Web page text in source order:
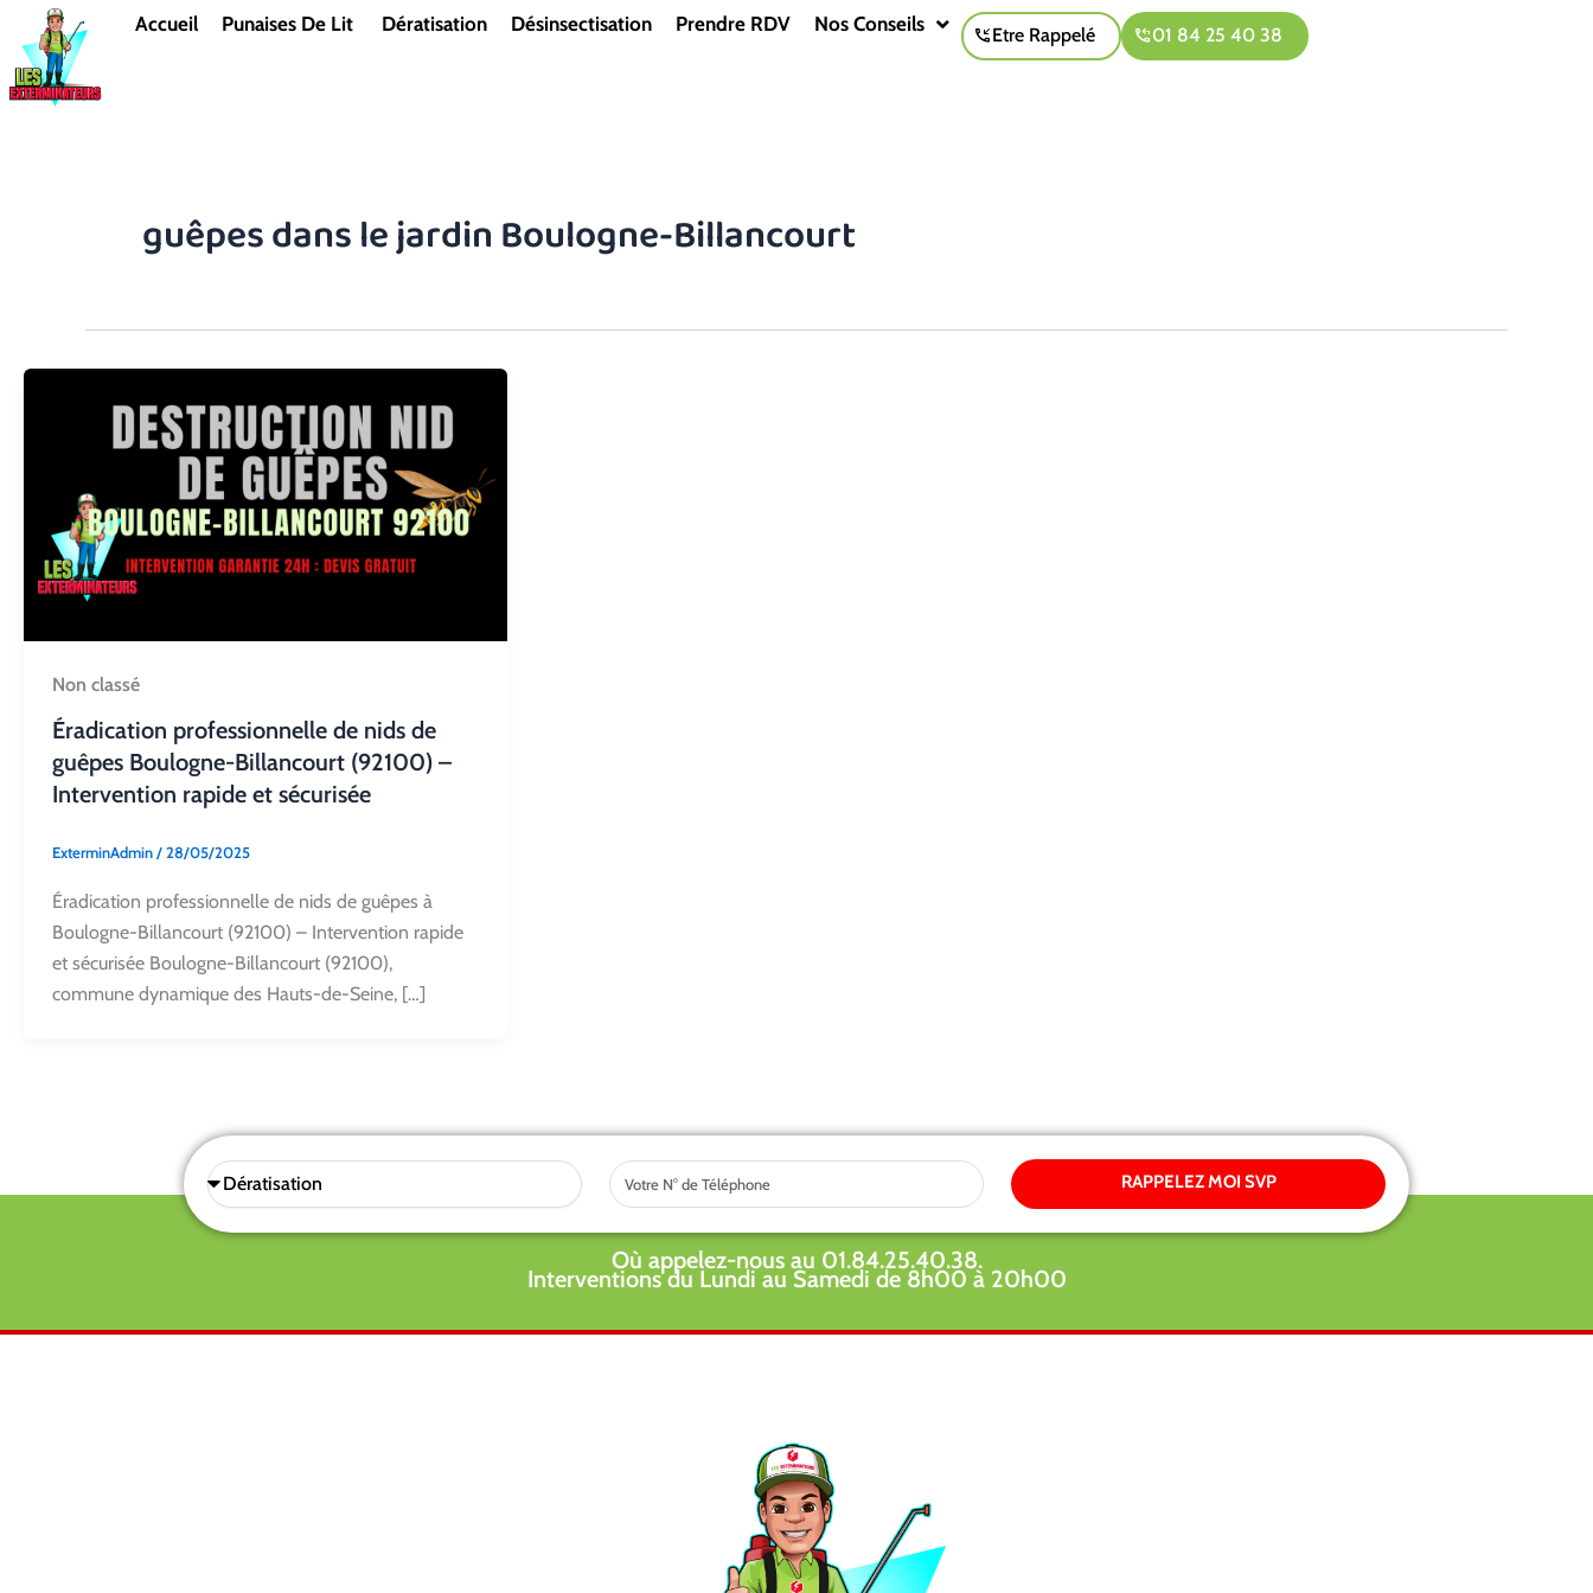
contenu
Accueil Punaises De Lit Dératisation Désinsectisation Prendre RDV Nos Conseils Etre Rappelé 01 84 25 40 38
guêpes dans le jardin Boulogne-Billancourt
Non classé
Éradication professionnelle de nids de
guêpes Boulogne-Billancourt (92100) –
Intervention rapide et sécurisée
ExterminAdmin/28/05/2025
Éradication professionnelle de nids de guêpes à
Boulogne-Billancourt (92100) – Intervention rapide
et sécurisée Boulogne-Billancourt (92100),
commune dynamique des Hauts-de-Seine, […]
Sélectionnez
une
Tel RAPPELEZ MOI SVP
Où appelez-nous au 01.84.25.40.38.
Interventions du Lundi au Samedi de 8h00 à 20h00